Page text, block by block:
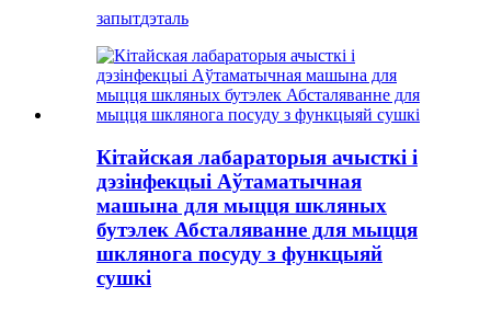
запытдэталь
Кітайская лабараторыя ачысткі і
дэзінфекцыі Аўтаматычная
машына для мыцця шкляных
бутэлек Абсталяванне для мыцця
шклянога посуду з функцыяй
сушкі